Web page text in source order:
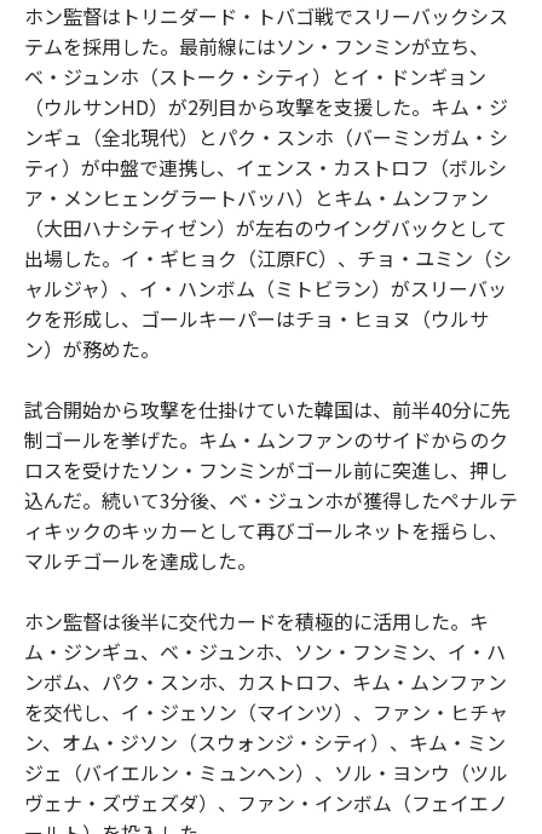
ホン監督はトリニダード・トバゴ戦でスリーバックシス
テムを採用した。最前線にはソン・フンミンが立ち、
ベ・ジュンホ（ストーク・シティ）とイ・ドンギョン
（ウルサンHD）が2列目から攻撃を支援した。キム・ジ
ンギュ（全北現代）とパク・スンホ（バーミンガム・シ
ティ）が中盤で連携し、イェンス・カストロフ（ボルシ
ア・メンヒェングラートバッハ）とキム・ムンファン
（大田ハナシティゼン）が左右のウイングバックとして
出場した。イ・ギヒョク（江原FC）、チョ・ユミン（シ
ャルジャ）、イ・ハンボム（ミトビラン）がスリーバッ
クを形成し、ゴールキーパーはチョ・ヒョヌ（ウルサ
ン）が務めた。
試合開始から攻撃を仕掛けていた韓国は、前半40分に先
制ゴールを挙げた。キム・ムンファンのサイドからのク
ロスを受けたソン・フンミンがゴール前に突進し、押し
込んだ。続いて3分後、ベ・ジュンホが獲得したペナルテ
ィキックのキッカーとして再びゴールネットを揺らし、
マルチゴールを達成した。
ホン監督は後半に交代カードを積極的に活用した。キ
ム・ジンギュ、ベ・ジュンホ、ソン・フンミン、イ・ハ
ンボム、パク・スンホ、カストロフ、キム・ムンファン
を交代し、イ・ジェソン（マインツ）、ファン・ヒチャ
ン、オム・ジソン（スウォンジ・シティ）、キム・ミン
ジェ（バイエルン・ミュンヘン）、ソル・ヨンウ（ツル
ヴェナ・ズヴェズダ）、ファン・インボム（フェイエノ